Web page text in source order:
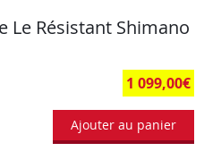
Le Résistant Shimano
1 099,00€
Ajouter au panier